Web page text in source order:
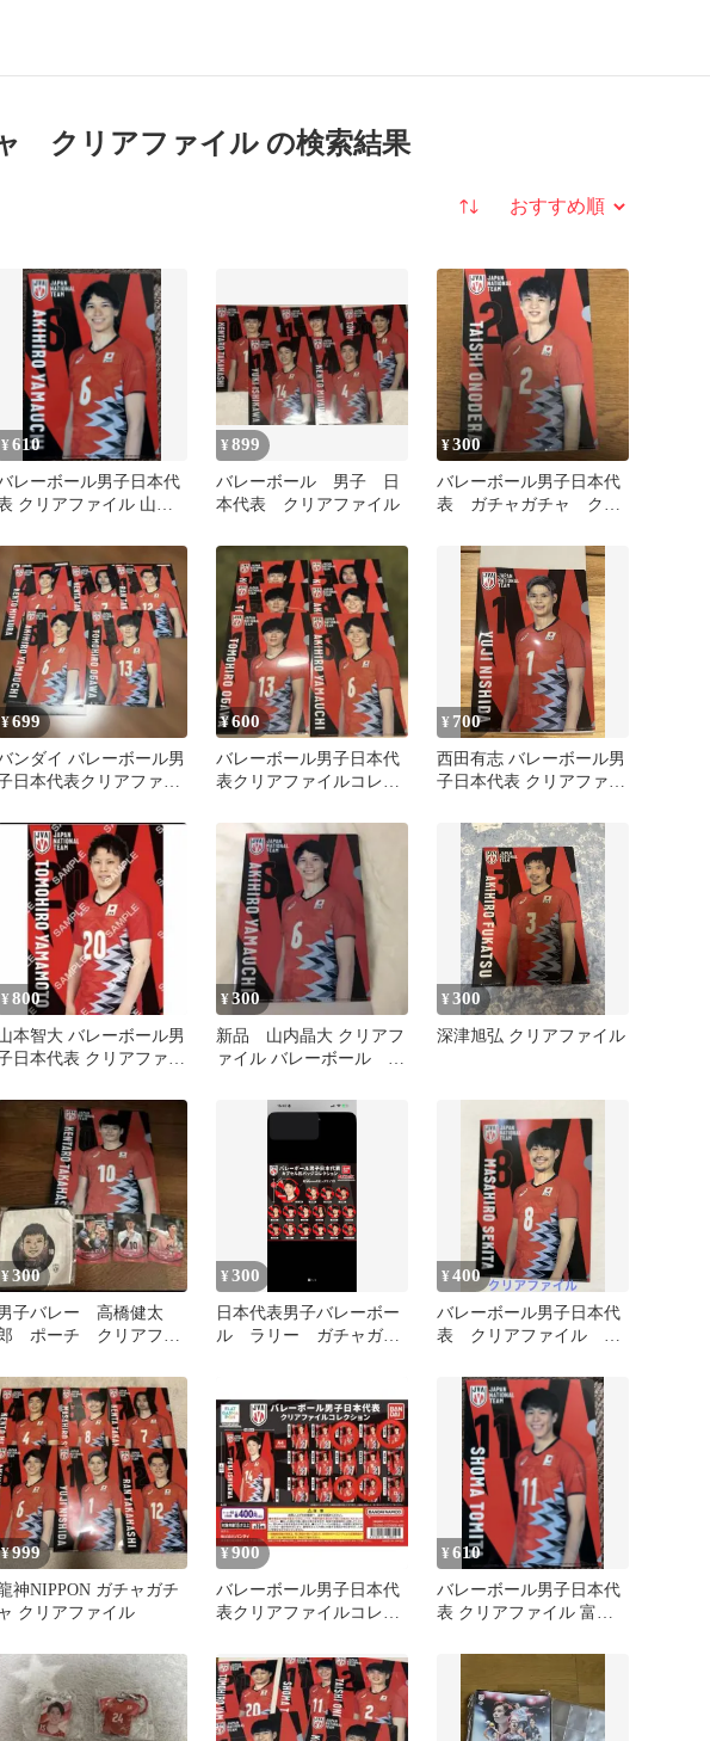
クリアファイル の検索結果
並び替え
¥610
レーボール男子日本代
クリアファイル 山内
¥899
バレーボール 男子 日
本代表 クリアファイル
¥300
バレーボール男子日本代
表 ガチャガチャ クリ
¥699
ンダイ バレーボール男
日本代表クリアファイ
¥600
バレーボール男子日本代
表クリアファイルコレク
¥ 700
西田有志 バレーボール男
子日本代表 クリアファイ
¥ 800
本智大 バレーボール男
日本代表 クリアファイ
¥300
新品 山内晶大 クリアフ
ァイル バレーボール ガ
¥300
深津旭弘 クリアファイル
¥300
子バレー 高橋健太
ポーチ クリアファ
¥300
日本代表男子バレーボー
ル ラリー ガチャガチ
¥400
バレーボール男子日本代
表 クリアファイル 関
¥999
神NIPPON ガチャガチ
ャ クリアファイル
¥900
バレーボール男子日本代
表クリアファイルコレク
¥610
バレーボール男子日本代
表 クリアファイル 富田